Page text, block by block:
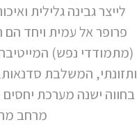
פרופר אל עמית ויחד
(מתמודדי נפש)
ותזונתי, המשלבת
בחווה ישנה מערכת
מרחב